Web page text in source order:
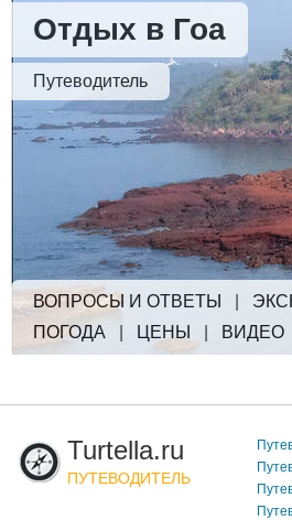
Отдых в Гоа
Путеводитель
ВОПРОСЫ И ОТВЕТЫ
ПОГОДА
ЦЕНЫ ВИДЕО
Turtella.ru
ПУТЕВОДИТЕЛЬ